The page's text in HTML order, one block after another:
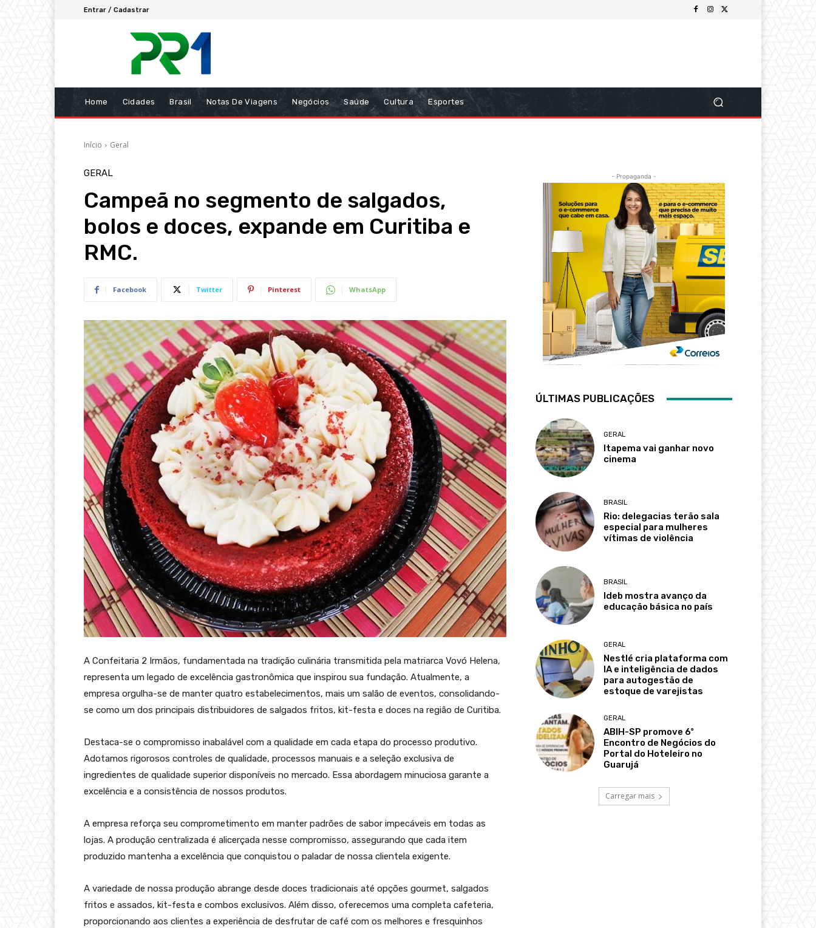
Entrar / Cadastrar
Home Cidades Brasil Notas De Viagens Negócios Saúde Cultura Esportes
Início Geral
GERAL
Campeã no segmento de salgados,
bolos e doces, expande em Curitiba e
RMC.
Facebook Twitter Pinterest WhatsApp
A Confeitaria 2 Irmãos, fundamentada na tradição culinária transmitida pela matriarca Vovó Helena,
representa um legado de excelência gastronômica que inspirou sua fundação. Atualmente, a
empresa orgulha-se de manter quatro estabelecimentos, mais um salão de eventos, consolidando-
se como um dos principais distribuidores de salgados fritos, kit-festa e doces na região de Curitiba.
Destaca-se o compromisso inabalável com a qualidade em cada etapa do processo produtivo.
Adotamos rigorosos controles de qualidade, processos manuais e a seleção exclusiva de
ingredientes de qualidade superior disponíveis no mercado. Essa abordagem minuciosa garante a
excelência e a consistência de nossos produtos.
A empresa reforça seu comprometimento em manter padrões de sabor impecáveis em todas as
lojas. A produção centralizada é alicerçada nesse compromisso, assegurando que cada item
produzido mantenha a excelência que conquistou o paladar de nossa clientela exigente.
A variedade de nossa produção abrange desde doces tradicionais até opções gourmet, salgados
fritos e assados, kit-festa e combos exclusivos. Além disso, oferecemos uma completa cafeteria,
proporcionando aos clientes a experiência de desfrutar de café com os melhores e fresquinhos
- Propaganda -
ÚLTIMAS PUBLICAÇÕES
GERAL
Itapema vai ganhar novo
cinema
BRASIL
Rio: delegacias terão sala
especial para mulheres
vítimas de violência
BRASIL
Ideb mostra avanço da
educação básica no país
GERAL
Nestlé cria plataforma com
IA e inteligência de dados
para autogestão de
estoque de varejistas
GERAL
ABIH-SP promove 6º
Encontro de Negócios do
Portal do Hoteleiro no
Guarujá
Carregar mais